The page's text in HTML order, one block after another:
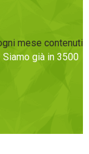
mese contenuti
Siamo già in 3500